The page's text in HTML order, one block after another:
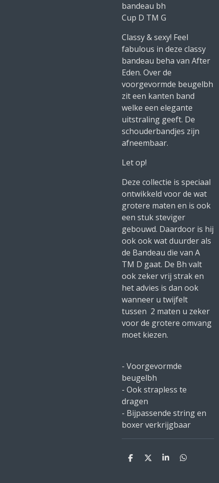
bandeau bh
Cup D TM G
Classy & sexy! Feel
fabulous in deze classy
bandeau beha van After
Eden. Over de
voorgevormde beugelbh
zit een kanten band
welke een elegante
uitstraling geeft. De
schouderbandjes zijn
afneembaar.
Let op!
Deze collectie is speciaal
ontwikkeld voor de wat
grotere maten en is ook
een stuk steviger
gebouwd. Daardoor is hij
ook ook wat duurder als
de Bandeau die van A
TM D gaat. De Bh valt
ook zeker vrij strak en
het advies is dan ook
wanneer u twijfelt
tussen 2 maten u zeker
voor de grotere omvang
moet kiezen.
- Voorgevormde
beugelbh
- Ook strapless te
dragen
- Bijpassende string en
boxer verkrijgbaar
D
D
S
D